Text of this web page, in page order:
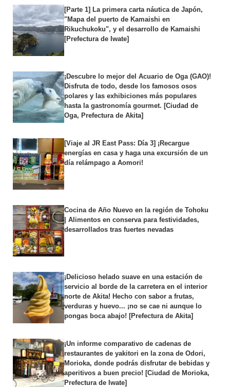
[Parte 1] La primera carta náutica de Japón,
"Mapa del puerto de Kamaishi en
Rikuchukoku", y el desarrollo de Kamaishi
[Prefectura de Iwate]
¡Descubre lo mejor del Acuario de Oga (GAO)!
Disfruta de todo, desde los famosos osos
polares y las exhibiciones más populares
hasta la gastronomía gourmet. [Ciudad de
Oga, Prefectura de Akita]
[Viaje al JR East Pass: Día 3] ¡Recargue
energías en casa y haga una excursión de un
día relámpago a Aomori!
Cocina de Año Nuevo en la región de Tohoku
| Alimentos en conserva para festividades,
desarrollados tras fuertes nevadas
¡Delicioso helado suave en una estación de
servicio al borde de la carretera en el interior
norte de Akita! Hecho con sabor a frutas,
verduras y huevo... ¡no se cae ni aunque lo
pongas boca abajo! [Prefectura de Akita]
¡Un informe comparativo de cadenas de
restaurantes de yakitori en la zona de Odori,
Morioka, donde podrás disfrutar de bebidas y
aperitivos a buen precio! [Ciudad de Morioka,
Prefectura de Iwate]